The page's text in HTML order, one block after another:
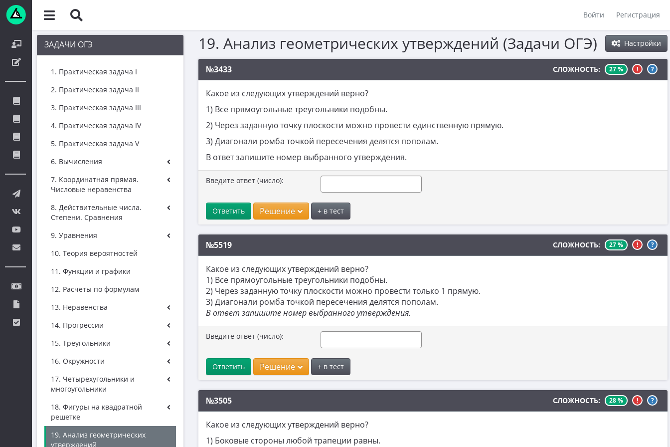
Войти Регистрация
ЗАДАЧИ ОГЭ
1. Практическая задача I
2. Практическая задача II
3. Практическая задача III
4. Практическая задача IV
5. Практическая задача V
6. Вычисления
7. Координатная прямая.
Числовые неравенства
8. Действительные числа.
Степени. Сравнения
9. Уравнения
10. Теория вероятностей
11. Функции и графики
12. Расчеты по формулам
13. Неравенства
14. Прогрессии
15. Треугольники
16. Окружности
17. Четырехугольники и
многоугольники
18. Фигуры на квадратной
решетке
19. Анализ геометрических
утверждений
Настройки
19. Анализ геометрических утверждений (Задачи ОГЭ)
№3433 СЛОЖНОСТЬ: 27 % ! ?
Какое из следующих утверждений верно?
1) Все прямоугольные треугольники подобны.
2) Через заданную точку плоскости можно провести единственную прямую.
3) Диагонали ромба точкой пересечения делятся пополам.
В ответ запишите номер выбранного утверждения.
Введите ответ (число):
Ответить Решение + в тест
№5519 СЛОЖНОСТЬ: 27 % ! ?
Какое из следующих утверждений верно?
1) Все прямоугольные треугольники подобны.
2) Через заданную точку плоскости можно провести только 1 прямую.
3) Диагонали ромба точкой пересечения делятся пополам.
В ответ запишите номер выбранного утверждения.
Введите ответ (число):
Ответить Решение + в тест
№3505 СЛОЖНОСТЬ: 28 % ! ?
Какое из следующих утверждений верно?
1) Боковые стороны любой трапеции равны.